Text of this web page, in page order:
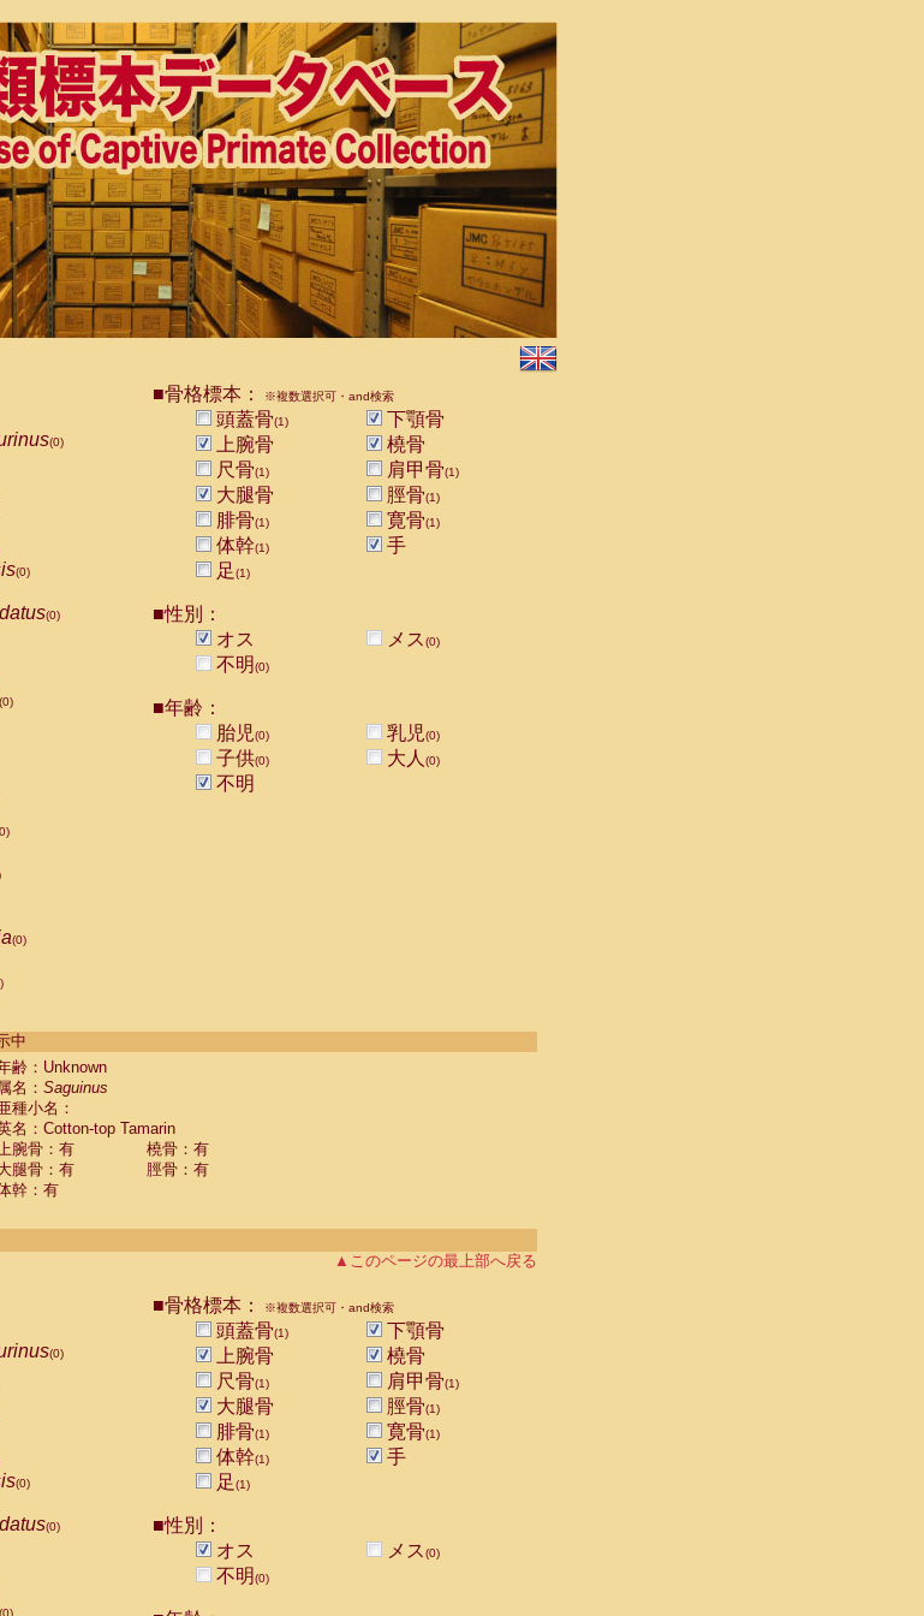
(0)
(0)
(0)
(0)
(0)
■骨格標本： ※複数選択可・and検索
頭蓋骨(1)
下顎骨
上腕骨
橈骨
尺骨(1) 肩甲骨(1)
大腿骨 脛骨(1)
腓骨(1) 寛骨(1)
体幹(1)
手
足(1)
■性別：
オス
メス(0)
不明(0)
■年齢：
胎児(0) 乳児(0)
子供(0) 大人 (0)
不明
中
齢：Unknown
名： Saguinus
種小名：
名：Cotton-top Tamarin
腕骨：有
橈骨：有
腿骨：有
脛骨：有
幹：有
▲このページの最上部へ戻る
(0)
(0)
(0)
(0)
■骨格標本： ※複数選択可・and検索
頭蓋骨(1)
下顎骨
上腕骨
橈骨
尺骨(1) 肩甲骨(1)
大腿骨 脛骨(1)
腓骨(1) 寛骨(1)
体幹(1)
手
足(1)
■性別：
オス
メス(0)
不明(0)